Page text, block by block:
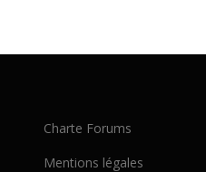
Charte Forums
Mentions légales